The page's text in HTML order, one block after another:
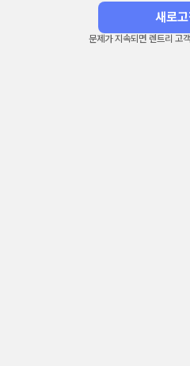
새로
문제가 지속되면 렌트리 고